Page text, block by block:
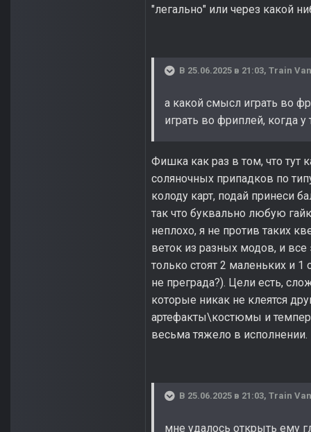
"легально" или через какой
В 25.06.2025 в 21:03, Train
а какой смысл играть во
играть во фриплей, когда у
Фишка как раз в том, что тут
соляночных припадков по
колоду карт, подай принеси
так что буквально любую
неплохо, я не против таких
веток из разных модов, и
только стоят 2 маленьких и
не преграда?). Цели есть,
которые никак не клеятся
артефакты\костюмы и
весьма тяжело в исполнении.
В 25.06.2025 в 21:03, Train
мне удалось открыть ему